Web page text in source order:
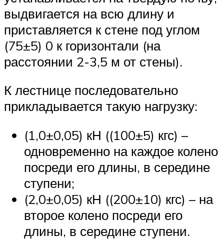
выдвигается на всю длину и
приставляется к стене под углом
(75±5) 0 к горизонтали (на
расстоянии 2-3,5 м от стены).
К лестнице последовательно
прикладывается такую ​​нагрузку:
(1,0±0,05) кН ((100±5) кгс) –
одновременно на каждое колено
посреди его длины, в середине
ступени;
(2,0±0,05) кН ((200±10) кгс) – на
второе колено посреди его
длины, в середине ступени.